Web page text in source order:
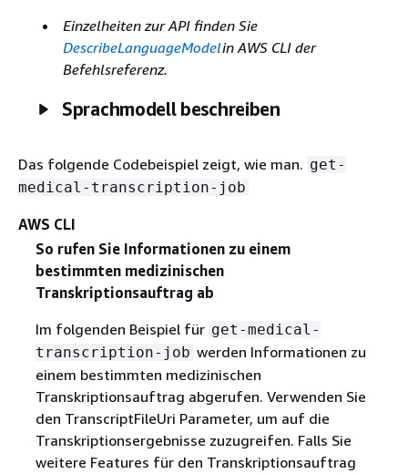
Einzelheiten zur API finden Sie
DescribeLanguageModelin AWS CLI der
Befehlsreferenz.
Sprachmodell beschreiben
Das folgende Codebeispiel zeigt, wie man. get-
medical-transcription-job
AWS CLI
So rufen Sie Informationen zu einem
bestimmten medizinischen
Transkriptionsauftrag ab
Im folgenden Beispiel für get-medical-
transcription-job werden Informationen zu
einem bestimmten medizinischen
Transkriptionsauftrag abgerufen. Verwenden Sie
den TranscriptFileUri Parameter, um auf die
Transkriptionsergebnisse zuzugreifen. Falls Sie
weitere Features für den Transkriptionsauftrag